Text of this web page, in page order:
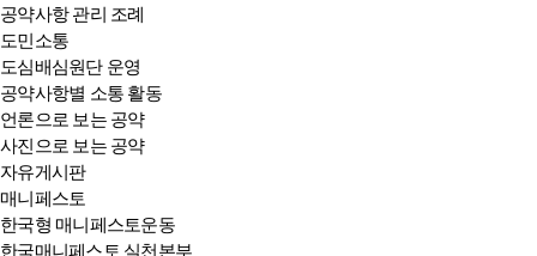
공약사항 관리 조례
도민소통
도심배심원단 운영
공약사항별 소통 활동
언론으로 보는 공약
사진으로 보는 공약
자유게시판
매니페스토
한국형 매니페스토운동
한국매니페스토 실천본부